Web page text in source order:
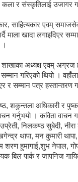
कला र संस्कृतिलाई उजागर
साहित्यकार एवम्
खादा लगाइदिएर
।
शाखाका अध्यक्ष एवम्
गरिएको थियो ।
र सम्मान पत्र हस्तान्तरण
शकुन्तला अधिकारी र
गर्नुभयो । कविता
निलकण्ठ सुबेदी,
थापा, मन कुमारी
हुमागाई,शुभ नेपाल,
बिल पार्क र जापनिज